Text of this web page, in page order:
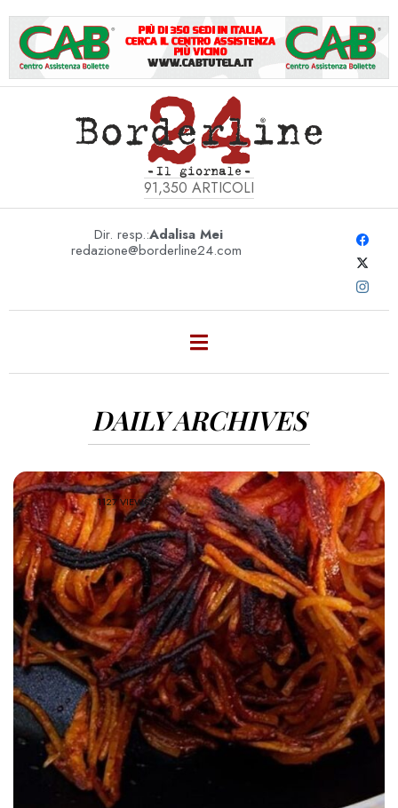
91,350 ARTICOLI
Dir. resp.:Adalisa Mei
redazione@borderline24.com
DAILY ARCHIVES
1127 VIEWS